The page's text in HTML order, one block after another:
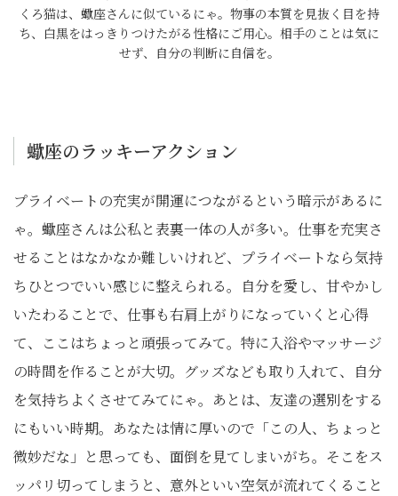
くろ猫は、蠍座さんに似ているにゃ。物事の本質を見抜く目を持
ち、白黒をはっきりつけたがる性格にご用心。相手のことは気に
せず、自分の判断に自信を。
蠍座のラッキーアクション
プライベートの充実が開運につながるという暗示があるに
ゃ。蠍座さんは公私と表裏一体の人が多い。仕事を充実さ
せることはなかなか難しいけれど、プライベートなら気持
ちひとつでいい感じに整えられる。自分を愛し、甘やかし
いたわることで、仕事も右肩上がりになっていくと心得
て、ここはちょっと頑張ってみて。特に入浴やマッサージ
の時間を作ることが大切。グッズなども取り入れて、自分
を気持ちよくさせてみてにゃ。あとは、友達の選別をする
にもいい時期。あなたは情に厚いので「この人、ちょっと
微妙だな」と思っても、面倒を見てしまいがち。そこをス
ッパリ切ってしまうと、意外といい空気が流れてくること